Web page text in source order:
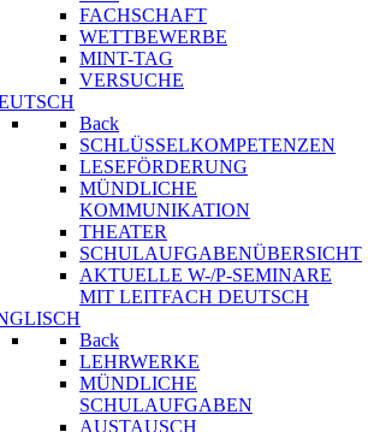
FACHSCHAFT
WETTBEWERBE
MINT-TAG
VERSUCHE
Back
SCHLÜSSELKOMPETENZEN
LESEFÖRDERUNG
MÜNDLICHE
KOMMUNIKATION
THEATER
SCHULAUFGABENÜBERSICHT
AKTUELLE W-/P-SEMINARE
MIT LEITFACH DEUTSCH
Back
LEHRWERKE
MÜNDLICHE
SCHULAUFGABEN
AUSTAUSCH